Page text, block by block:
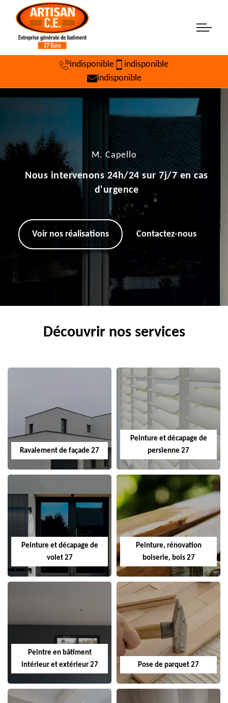
indisponible
indisponible
indisponible
M. Capello
Nous intervenons 24h/24 sur 7j/7 en cas
d'urgence
Voir nos réalisations Contactez-nous
Découvrir nos services
Ravalement de façade 27
Peinture et décapage de
persienne 27
Peinture et décapage de
volet 27
Peinture, rénovation
boiserie, bois 27
Peintre en bâtiment
intérieur et extérieur 27
Pose de parquet 27